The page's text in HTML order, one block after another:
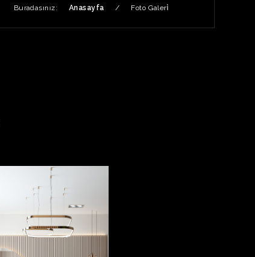
Buradasınız: Anasayfa / Foto Galeri̇